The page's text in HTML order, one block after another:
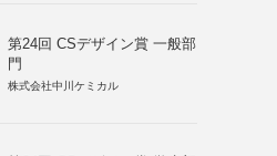
第24回 CSデザイン賞 一般部
門
株式会社中川ケミカル